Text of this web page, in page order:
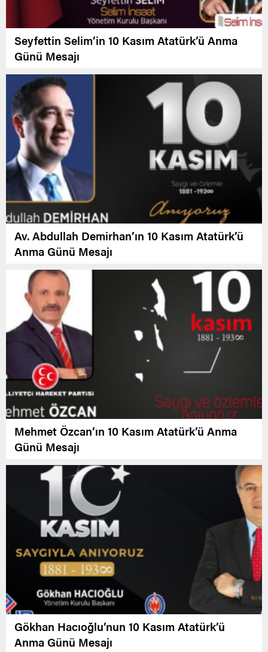
Seyfettin Selim’in 10 Kasım Atatürk’ü Anma
Günü Mesajı
Av. Abdullah Demirhan’ın 10 Kasım Atatürk’ü
Anma Günü Mesajı
Mehmet Özcan’ın 10 Kasım Atatürk’ü Anma
Günü Mesajı
Gökhan Hacıoğlu’nun 10 Kasım Atatürk’ü
Anma Günü Mesajı